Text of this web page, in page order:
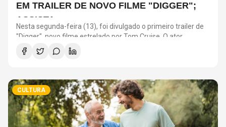
EM TRAILER DE NOVO FILME "DIGGER";
ASSISTA
Nesta segunda-feira (13), foi divulgado o primeiro trailer de
"Digger", novo filme estrelado por Tom Cruise. O ator
interpreta o personagem que dá nome à produção, dirigida
por Alejandro González Iñárritu – conhecido por “O
CULTURA